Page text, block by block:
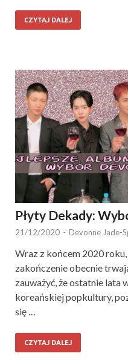
CZYTAJ DALEJ
Płyty Dekady:
21/12/2020 - Devonne Jade-
Wraz z końcem 2020
zakończenie obecnie
zauważyć, że ostatnie lata
koreańskiej popkultury,
się …
CZYTAJ DALEJ